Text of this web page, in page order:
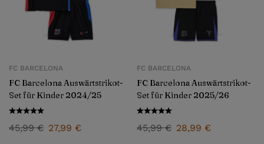
FC BARCELONA
FC Barcelona Auswärtstrikot-
Set für Kinder 2024/25
45,99€ 27,99 €
FC BARCELONA
FC Barcelona Auswärtstrikot-
Set für Kinder 2025/26
45,99€ 28,99 €